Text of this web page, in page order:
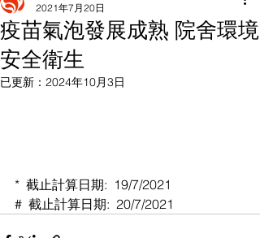
疫苗氣泡發展成熟 院舍環境
安全衛生
2021年7月20日
已更新： 2024年10月3日
*  截止計算日期:  19/7/2021
#  截止計算日期:  20/7/2021